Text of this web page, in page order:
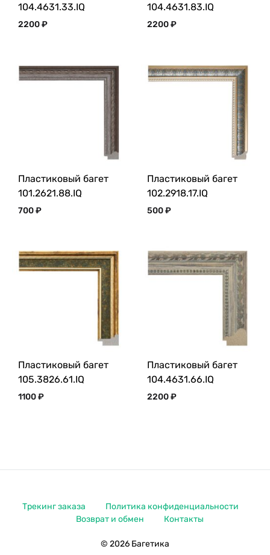
104.4631.33.IQ
2200₽
104.4631.83.IQ
2200₽
Пластиковый багет
101.2621.88.IQ
700₽
Пластиковый багет
102.2918.17.IQ
500₽
Пластиковый багет
105.3826.61.IQ
1100₽
Пластиковый багет
104.4631.66.IQ
2200₽
© 2026 Багетика
Трекинг заказа
Политика конфиденциальности
Возврат и обмен
Контакты